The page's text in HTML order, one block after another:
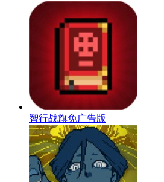
智行战旗免广告版